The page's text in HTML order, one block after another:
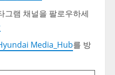
그램 채널을 팔로우하세
Media_Hub를 방